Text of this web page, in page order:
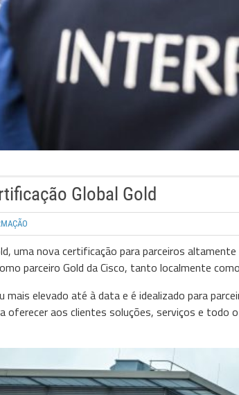
Global Gold
uma nova certificação para parceiros
parceiro Gold da Cisco, tanto localmente
mais elevado até à data e é idealizado para
oferecer aos clientes soluções, serviços e todo